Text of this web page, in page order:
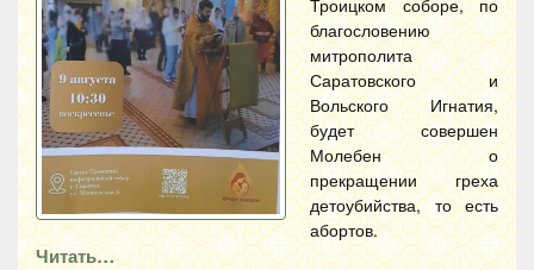
благословению
митрополита
Саратовского и
Вольского Игнатия,
будет совершен
Молебен о
прекращении греха
детоубийства, то есть
абортов.
Читать…